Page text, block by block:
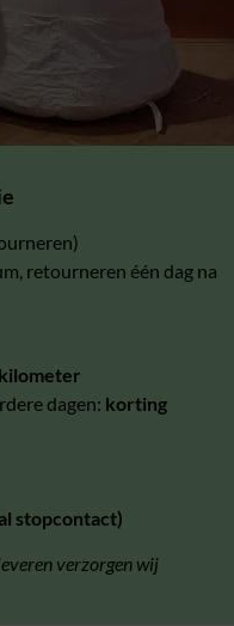
retourneren één dag na
dagen: korting
stopcontact)
verzorgen wij